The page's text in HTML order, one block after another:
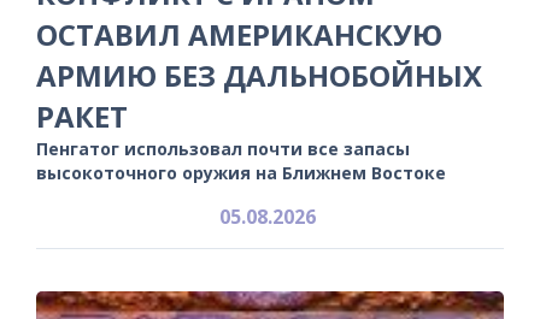
ОСТАВИЛ АМЕРИКАНСКУЮ
АРМИЮ БЕЗ ДАЛЬНОБОЙНЫХ
РАКЕТ
Пенгатог использовал почти все запасы
высокоточного оружия на Ближнем Востоке
05.08.2026